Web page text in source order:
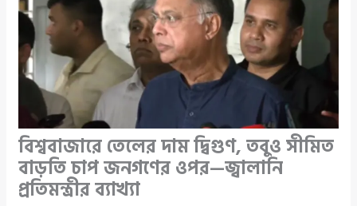
বিশ্ববাজারে তেলের দাম দ্বিগুণ, তবুও সীমিত
বাড়তি চাপ জনগণের ওপর—জ্বালানি
প্রতিমন্ত্রীর ব্যাখ্যা